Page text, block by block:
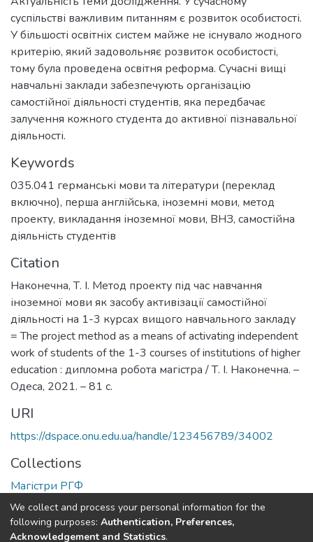
суспільстві важливим питанням є розвиток особистості.
У більшості освітніх систем майже не існувало жодного
критерію, який задовольняє розвиток особистості,
тому була проведена освітня реформа. Сучасні вищі
навчальні заклади забезпечують організацію
самостійної діяльності студентів, яка передбачає
залучення кожного студента до активної пізнавальної
діяльності.
Keywords
035.041 германські мови та літератури (переклад
включно), перша англійська, іноземні мови, метод
проекту, викладання іноземної мови, ВНЗ, самостійна
діяльність студентів
Citation
Наконечна, Т. І. Метод проекту під час навчання
іноземної мови як засобу активізації самостійної
діяльності на 1-3 курсах вищого навчального закладу
= The project method as a means of activating independent
work of students of the 1-3 courses of institutions of higher
education : дипломна робота магістра / Т. І. Наконечна. –
Одеса, 2021. – 81 с.
URI
https://dspace.onu.edu.ua/handle/123456789/34002
Collections
Магістри РГФ
Full item page
We collect and process your personal information for the
following purposes: Authentication, Preferences,
Acknowledgement and Statistics.